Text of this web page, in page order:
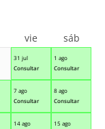
31 jul
Consultar
1 ago
Consultar
7 ago
Consultar
8 ago
Consultar
14 ago
15 ago
vie sáb